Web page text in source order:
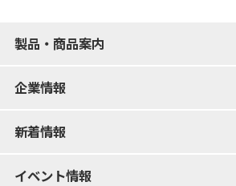
製品・商品案内
企業情報
新着情報
イベント情報